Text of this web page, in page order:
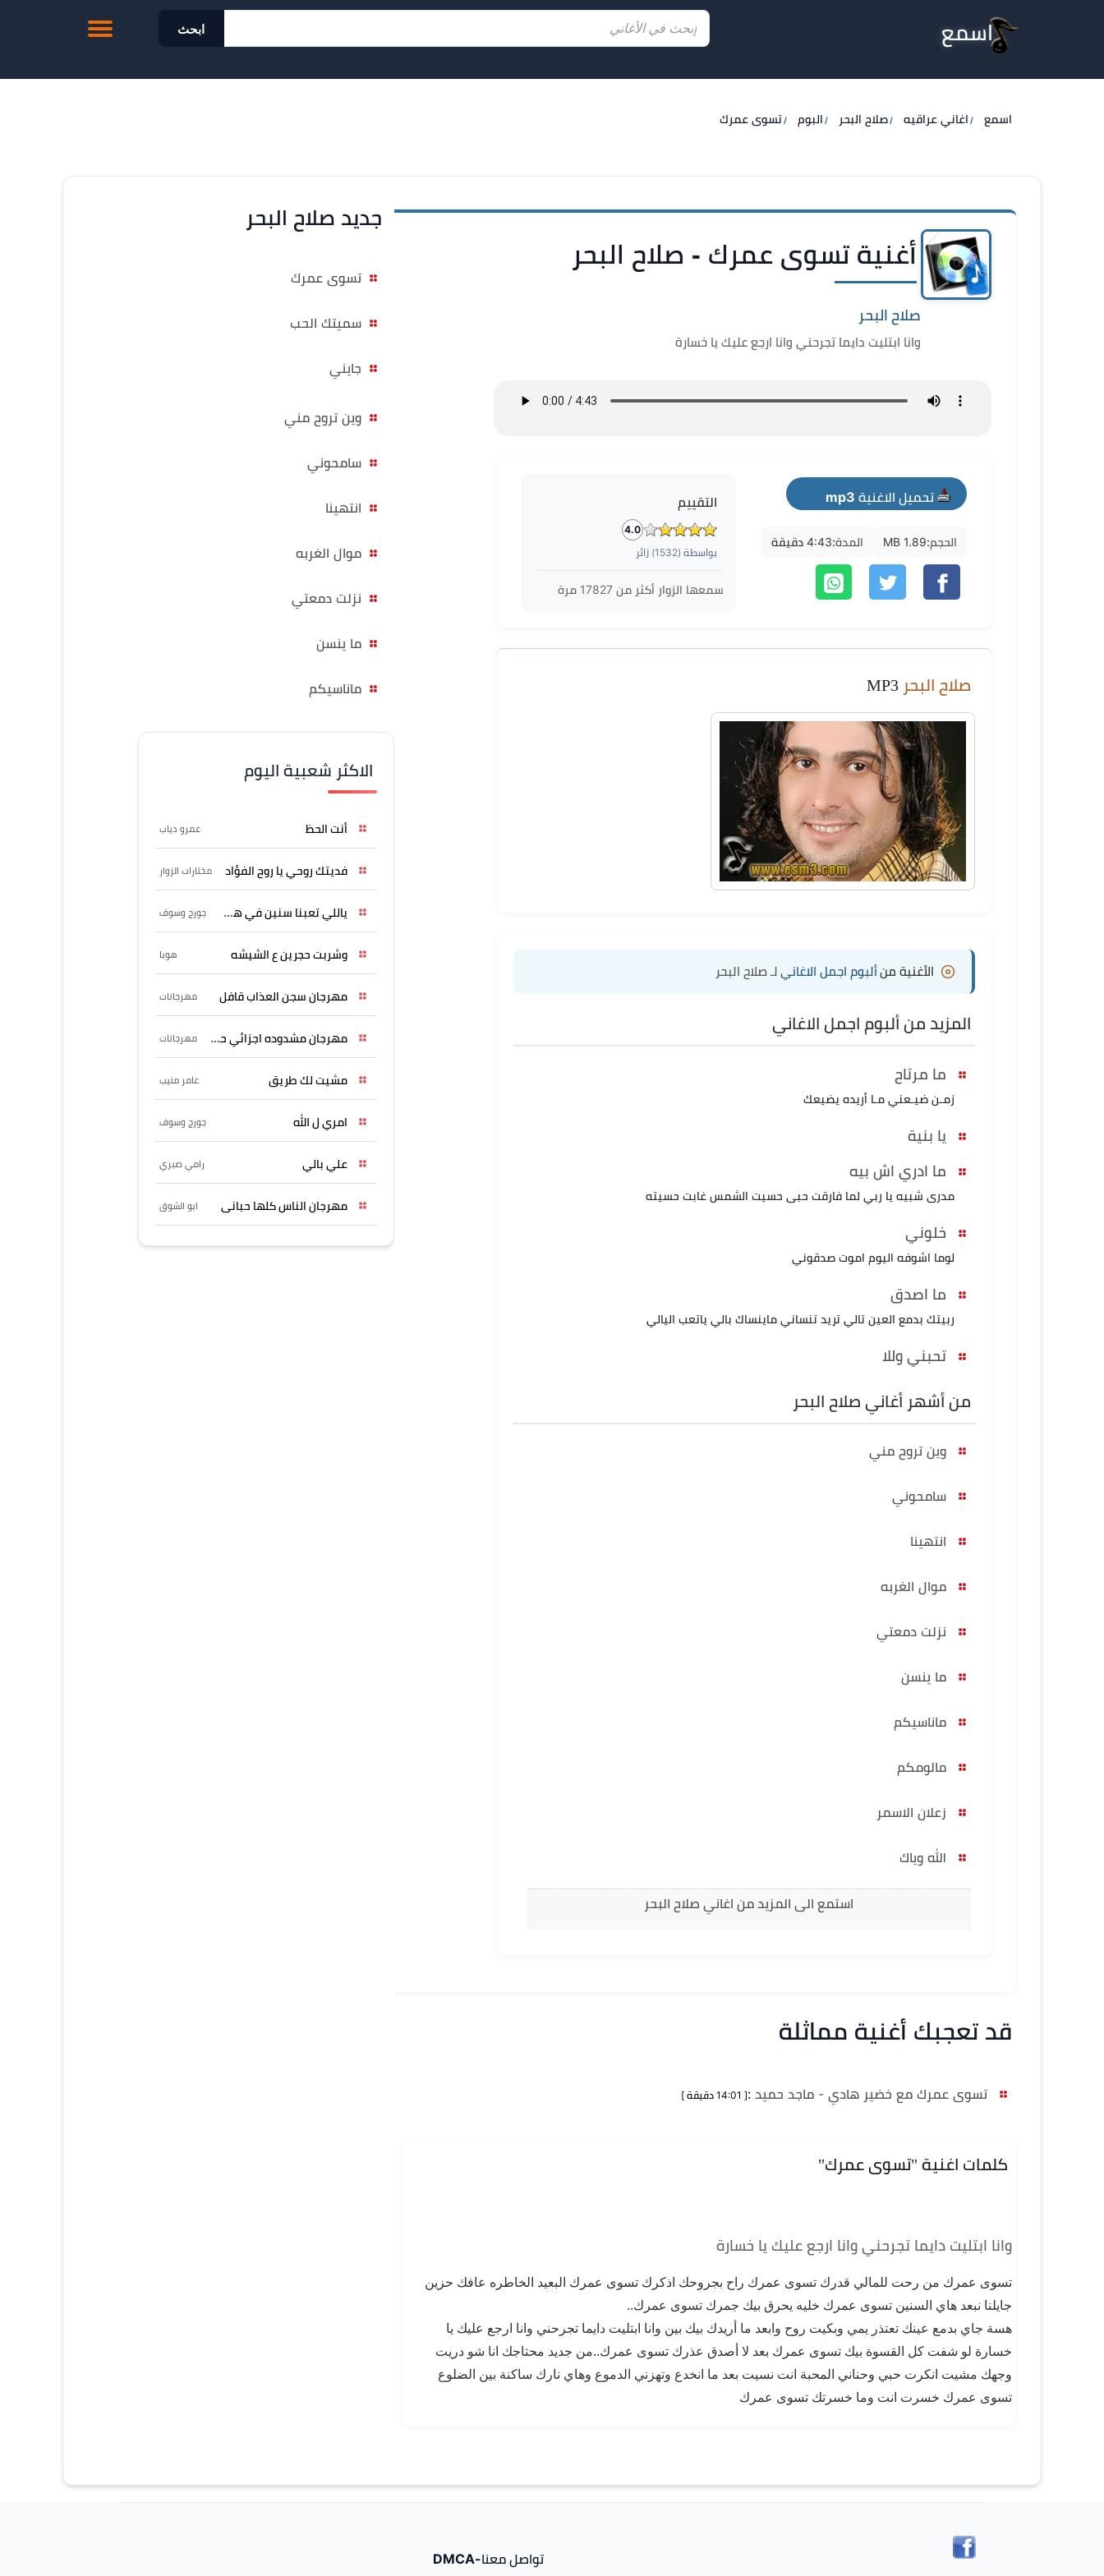
اسمع ابحث
اسمع اغاني عراقيه صلاح البحر البوم تسوى عمرك
أغنية تسوى عمرك - صلاح البحر
صلاح البحر
وانا ابتليت دايما تجرحني وانا ارجع عليك يا خسارة
تحميل الاغنية mp3
الحجم:1.89 MB المدة:4:43 دقيقة
التقييم
4.0
بواسطة (1532) زائر
سمعها الزوار أكثر من17827 مرة
صلاح البحر
الأغنية منألبوم اجمل الاغاني لـ صلاح البحر
المزيد من ألبوم اجمل الاغاني
ما مرتاح
زمـن ضيـعني مـا أريده يضيعك
يا بنية
ما ادري اش بيه
مدرى شبيه يا ربي لما فارقت حبى حسيت الشمس غابت حسيته
خلوني
لوما اشوفه اليوم اموت صدقوني
ما اصدق
ربيتك بدمع العين تالي تريد تنساني ماينساك بالي ياتعب اليالي
تحبني وللا
من أشهر أغاني صلاح البحر
وين تروح مني
سامحوني
انتهينا
موال الغربه
نزلت دمعتي
ما ينسن
ماناسيكم
مالومكم
زعلان الاسمر
الله وياك
استمع الى المزيد من اغاني صلاح البحر
قد تعجبك أغنية مماثلة
تسوى عمرك مع خضير هادي - ماجد حميد :[ 14:01 دقيقة ]
كلمات اغنية "تسوى عمرك"
وانا ابتليت دايما تجرحني وانا ارجع عليك يا خسارة
تسوى عمرك من رحت للمالي قدرك تسوى عمرك راح بجروحك اذكرك تسوى عمرك البعيد الخاطره عافك حزين
جايلنا نبعد هاي السنين تسوى عمرك خليه يحرق بيك جمرك تسوى عمرك..
هسة جاي بدمع عينك تعتذر يمي وبكيت روح وابعد ما أريدك بيك بين وانا ابتليت دايما تجرحني وانا ارجع عليك يا
خسارة لو شفت كل القسوة بيك تسوى عمرك بعد لا أصدق عذرك تسوى عمرك..من جديد محتاجك انا شو دريت
وجهك مشيت انكرت حبي وحناني المحبة انت نسيت بعد ما انخدع وتهزني الدموع وهاي نارك ساكنة بين الضلوع
تسوى عمرك خسرت انت وما خسرتك تسوى عمرك
جديد صلاح البحر
تسوى عمرك
سميتك الحب
جايني
وين تروح مني
سامحوني
انتهينا
موال الغربه
نزلت دمعتي
ما ينسن
ماناسيكم
الاكثر شعبية اليوم
أنت الحظ عمرو دياب
فديتك روحي يا روح الفؤاد مختارات الزوار
ياللي تعبنا سنين في هواه جورج وسوف
وشربت حجرين ع الشيشه هوبا
مهرجان سجن العذاب قافل مهرجانات
مهرجان مشدوده اجزائي حربونى مهرجانات
مشيت لك طريق عامر منيب
امري ل الله جورج وسوف
علي بالي رامي صبري
مهرجان الناس كلها حبانى ابو الشوق
تواصل معنا-DMCA